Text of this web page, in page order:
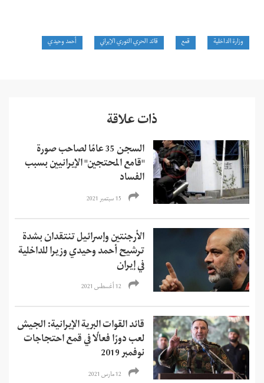
وزارة الداخلية قمع قائد الحري الثوري الإيراني أحمد وحيدي
ذات علاقة
السجن 35 عامًا لصاحب صورة
"قامع المحتجين" الإيرانيين بسبب
الفساد
15 سبتمبر 2021
الأرجنتين وإسرائيل تنتقدان بشدة
ترشيح أحمد وحيدي وزيرا للداخلية
في إيران
12 أغسطس 2021
قائد القوات البرية الإيرانية: الجيش
لعب دورًا فعالًا في قمع احتجاجات
نوفمبر 2019
12 مارس 2021